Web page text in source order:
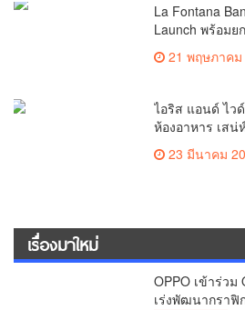
La Fontana
Launch พร้อม
วันนี้!21 พฤษภาคม
ไอริส แอนด์ ไว
ห้องอาหาร เสน่
ขอบฟ้าของกรุงเ
23 มีนาคม
เรื่องมาใหม่
OPPO เข้าร่วม
เร่งพัฒนากรา